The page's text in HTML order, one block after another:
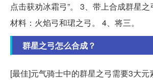
点击获劝冰霜弓”。 3、带上合成群星
材料：火焰弓和珺之弓。 4、将三。
群星之弓怎么合成？
[最佳]元气骑士中的群星之弓需要3大元